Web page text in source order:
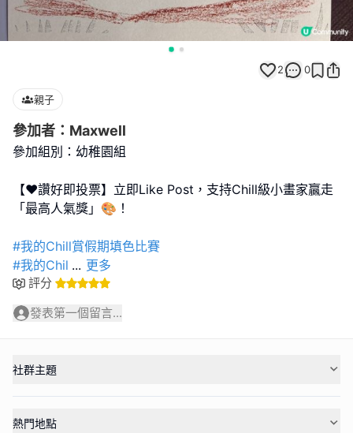
2 0
親子
參加者：Maxwell
參加組別：幼稚園組
【❤️讚好即投票】立即Like Post，支持Chill級小畫家贏走
「最高人氣獎」🎨！
#我的Chill賞假期填色比賽
#我的Chil ... 更多
評分
發表第一個留言...
社群主題
熱門地點